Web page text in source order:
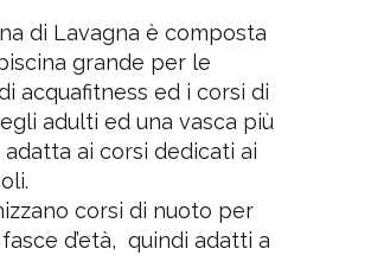
di Lavagna è composta
grande per le
acquafitness ed i corsi di
adulti ed una vasca più
adatta ai corsi dedicati ai
corsi di nuoto per
d’età, quindi adatti a